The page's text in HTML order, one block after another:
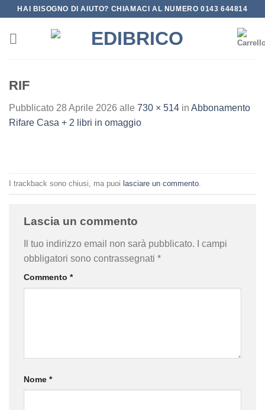
Salta
contenuti
HAI BISOGNO DI AIUTO? CHIAMACI AL NUMERO 0143 644814
RIF
Pubblicato 28 Aprile 2026 alle 730 × 514 in Abbonamento
Rifare Casa + 2 libri in omaggio
I trackback sono chiusi, ma puoi lasciare un commento
Lascia un commento
Il tuo indirizzo email non sarà pubblicato.
I campi
obbligatori sono contrassegnati *
Commento *
Nome *